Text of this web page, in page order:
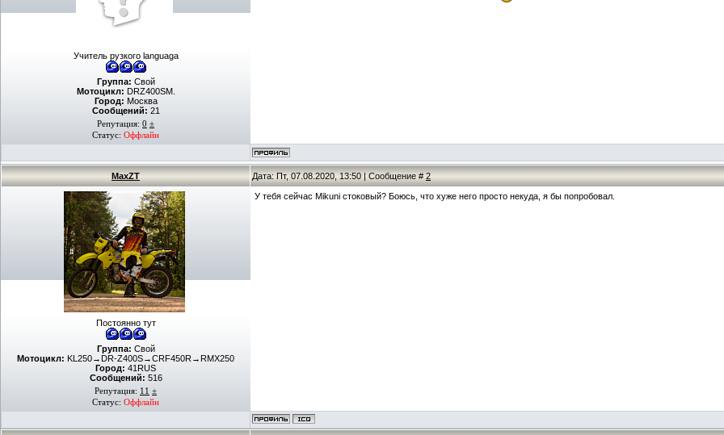
Учитель рузкого languagа
Группа: Свой
Мотоцикл: DRZ400SM.
Город: Москва
Сообщений: 21
Репутация: 0 ±
Статус: Оффлайн
MaxZT Дата: Пт, 07.08.2020, 13:50 | Сообщение # 2
Постоянно тут
Группа: Свой
Мотоцикл: KL250→DR-Z400S→CRF450R→RMX250
Город: 41RUS
Сообщений: 516
Репутация: 11 ±
Статус: Оффлайн
У тебя сейчас Mikuni стоковый? Боюсь, что хуже него просто некуда, я бы попробовал.